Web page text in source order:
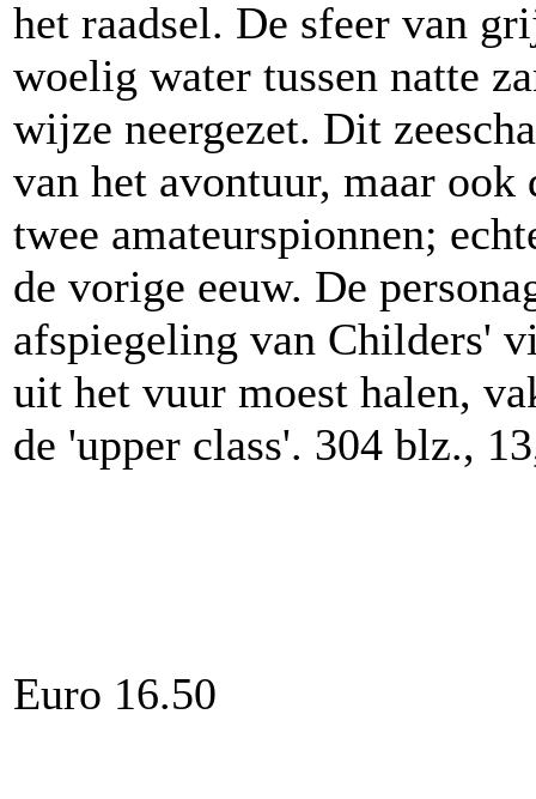
het raadsel. De sfeer van
woelig water tussen natte
wijze neergezet. Dit
van het avontuur, maar ook
twee amateurspionnen;
de vorige eeuw. De
afspiegeling van Childers'
uit het vuur moest halen,
de 'upper class'. 304 blz.,
Euro 16.50